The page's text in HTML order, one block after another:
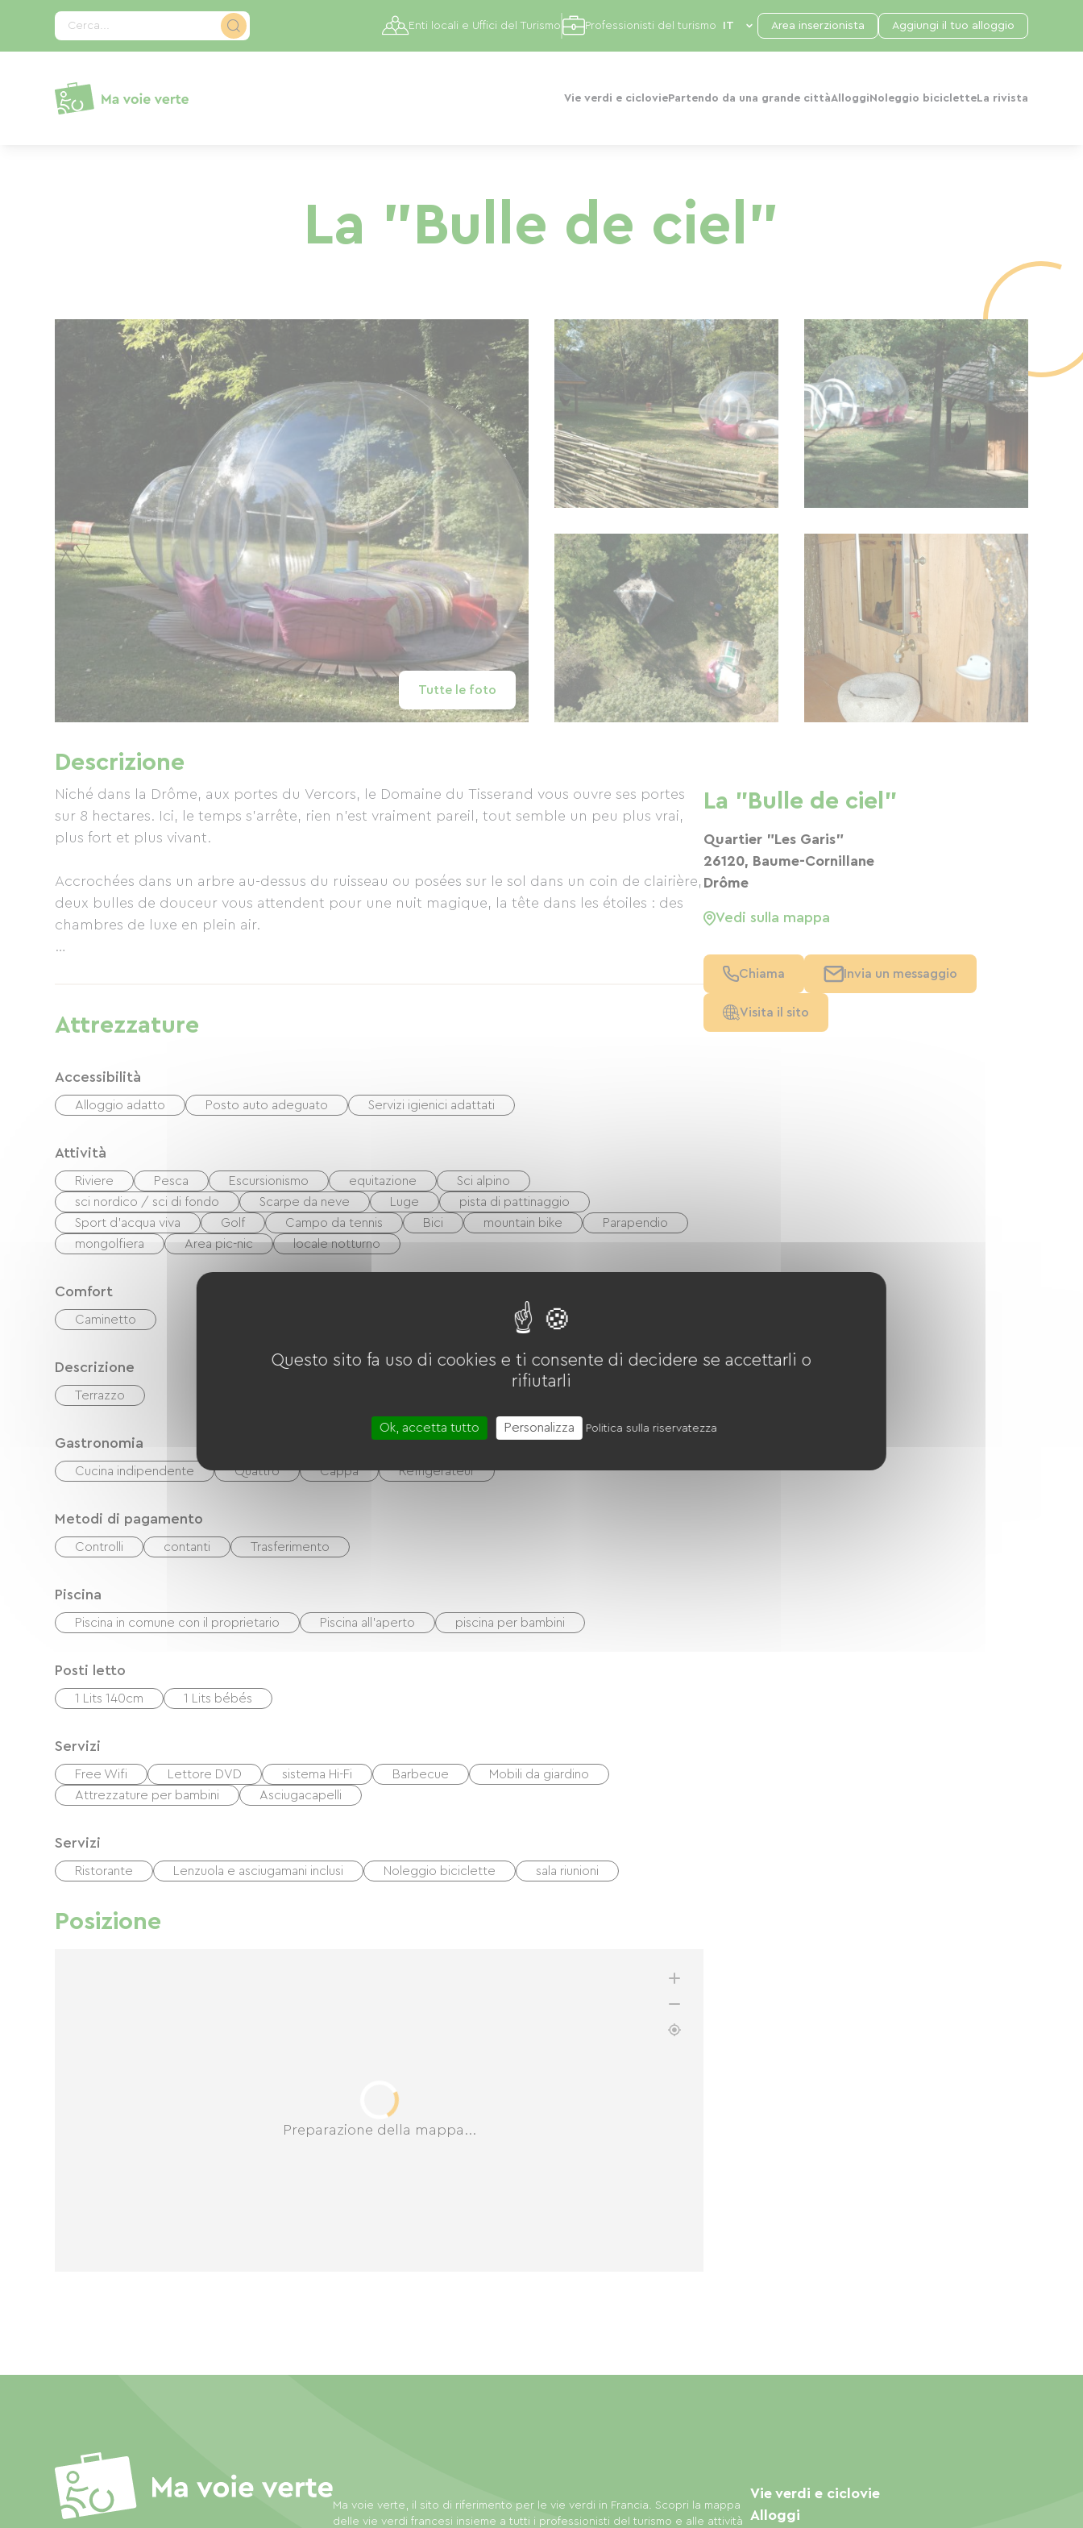
Cerca...
Vie verdi e ciclovie Partendo da una grande cittàAlloggi Noleggio biciclette La rivista
Enti locali e Uffici del Turismo Professionisti del turismo Area inserzionista Aggiungi il tuo alloggio
La "Bulle de ciel"
Tutte le foto
Descrizione
Niché dans la Drôme, aux portes du Vercors, le Domaine du Tisserand vous ouvre ses portes
sur 8 hectares. Ici, le temps s'arrête, rien n'est vraiment pareil, tout semble un peu plus vrai,
plus fort et plus vivant.
Accrochées dans un arbre au-dessus du ruisseau ou posées sur le sol dans un coin de clairière,
deux bulles de douceur vous attendent pour une nuit magique, la tête dans les étoiles : des
chambres de luxe en plein air.
cuisine gourmande de Sabine et Bruno, décoller pour un baptême de l'air en ulm.
Pensez à réserver !
Attrezzature
Accessibilità
Alloggio adatto Posto auto adeguato Servizi igienici adattati
Attività
Riviere Pesca Escursionismo equitazione
Sci alpino
sci nordico / sci di fondo
Scarpe da neve Luge
pista di pattinaggio
Sport d'acqua viva
Golf Campo da tennis Bici mountain bike
Parapendio
mongolfiera
Area pic-nic locale notturno
Comfort
Caminetto
Descrizione
Terrazzo
Gastronomia
Cucina indipendente Quattro Cappa Réfrigérateur
Metodi di pagamento
Controlli contanti Trasferimento
Piscina
Piscina in comune con il proprietario Piscina all'aperto piscina per bambini
Posti letto
1 Lits 140cm 1 Lits bébés
Servizi
Free Wifi Lettore DVD sistema Hi-Fi Barbecue
Mobili da giardino
Attrezzature per bambini
Asciugacapelli
Servizi
Ristorante Lenzuola e asciugamani inclusi Noleggio biciclette sala riunioni
Posizione
Preparazione della mappa...
La "Bulle de ciel"
Quartier "Les Garis"
26120, Baume-Cornillane
Drôme
Vedi sulla mappa
Chiama Invia un messaggio
Visita il sito
Ma voie verte, il sito di riferimento per le vie verdi in Francia. Scopri la mappa
delle vie verdi francesi insieme a tutti i professionisti del turismo e alle attività
Vie verdi e ciclovie
Alloggi
Pannello di gestione dei cookies
Questo sito fa uso di cookies e ti consente di decidere se accettarli o
rifiutarli
Ok, accetta tutto Personalizza Politica sulla riservatezza